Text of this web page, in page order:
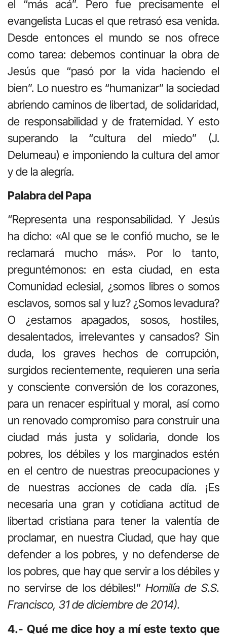
el “más acá”. Pero fue precisamente el
evangelista Lucas el que retrasó esa venida.
Desde entonces el mundo se nos ofrece
como tarea: debemos continuar la obra de
Jesús que “pasó por la vida haciendo el
bien”. Lo nuestro es “humanizar” la sociedad
abriendo caminos de libertad, de solidaridad,
de responsabilidad y de fraternidad. Y esto
superando la “cultura del miedo” (J.
Delumeau) e imponiendo la cultura del amor
y de la alegría.
Palabra del Papa
“Representa una responsabilidad. Y Jesús
ha dicho: «Al que se le confió mucho, se le
reclamará mucho más». Por lo tanto,
preguntémonos: en esta ciudad, en esta
Comunidad eclesial, ¿somos libres o somos
esclavos, somos sal y luz? ¿Somos levadura?
O ¿estamos apagados, sosos, hostiles,
desalentados, irrelevantes y cansados? Sin
duda, los graves hechos de corrupción,
surgidos recientemente, requieren una seria
y consciente conversión de los corazones,
para un renacer espiritual y moral, así como
un renovado compromiso para construir una
ciudad más justa y solidaria, donde los
pobres, los débiles y los marginados estén
en el centro de nuestras preocupaciones y
de nuestras acciones de cada día. ¡Es
necesaria una gran y cotidiana actitud de
libertad cristiana para tener la valentía de
proclamar, en nuestra Ciudad, que hay que
defender a los pobres, y no defenderse de
los pobres, que hay que servir a los débiles y
no servirse de los débiles!”Homilía de S.S.
Francisco, 31 de diciembre de 2014).
4.- Qué me dice hoy a mí este texto que